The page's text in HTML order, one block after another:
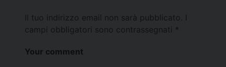
Il tuo indirizzo email non sarà pubblicato.
campi obbligatori sono contrassegnati *
Your comment